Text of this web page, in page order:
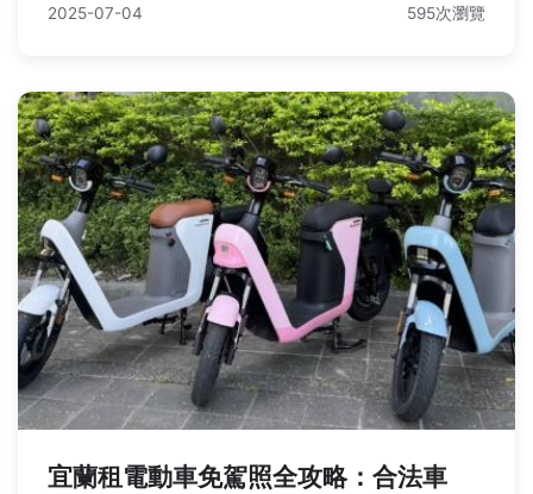
2025-07-04 595次瀏覽
宜蘭租電動車免駕照全攻略：合法車